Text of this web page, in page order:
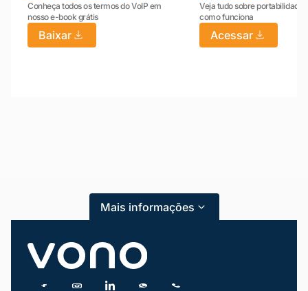
Conheça todos os termos do VoIP em
nosso e-book grátis
Baixar
Veja tudo sobre portabilidade:
como funciona
Acessar
Mais informações